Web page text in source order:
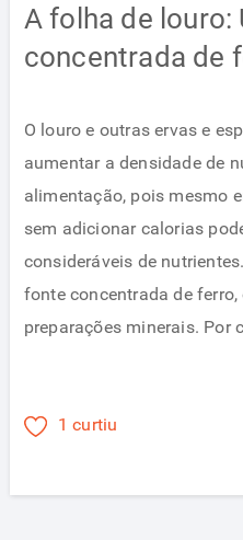
A folha de louro:
concentrada de
O louro e outras ervas e
aumentar a densidade de
alimentação, pois mesmo
sem adicionar calorias
consideráveis ​​de
fonte concentrada de
preparações minerais.
1 curtiu